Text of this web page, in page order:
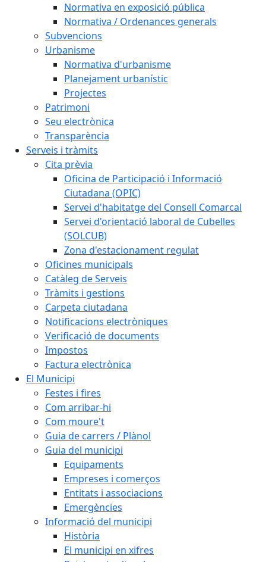
Normativa en exposició pública
Normativa / Ordenances generals
Subvencions
Urbanisme
Normativa d'urbanisme
Planejament urbanístic
Projectes
Patrimoni
Seu electrònica
Transparència
Serveis i tràmits
Cita prèvia
Oficina de Participació i Informació
Ciutadana (OPIC)
Servei d'habitatge del Consell Comarcal
Servei d'orientació laboral de Cubelles
(SOLCUB)
Zona d'estacionament regulat
Oficines municipals
Catàleg de Serveis
Tràmits i gestions
Carpeta ciutadana
Notificacions electròniques
Verificació de documents
Impostos
Factura electrònica
El Municipi
Festes i fires
Com arribar-hi
Com moure't
Guia de carrers / Plànol
Guia del municipi
Equipaments
Empreses i comerços
Entitats i associacions
Emergències
Informació del municipi
Història
El municipi en xifres